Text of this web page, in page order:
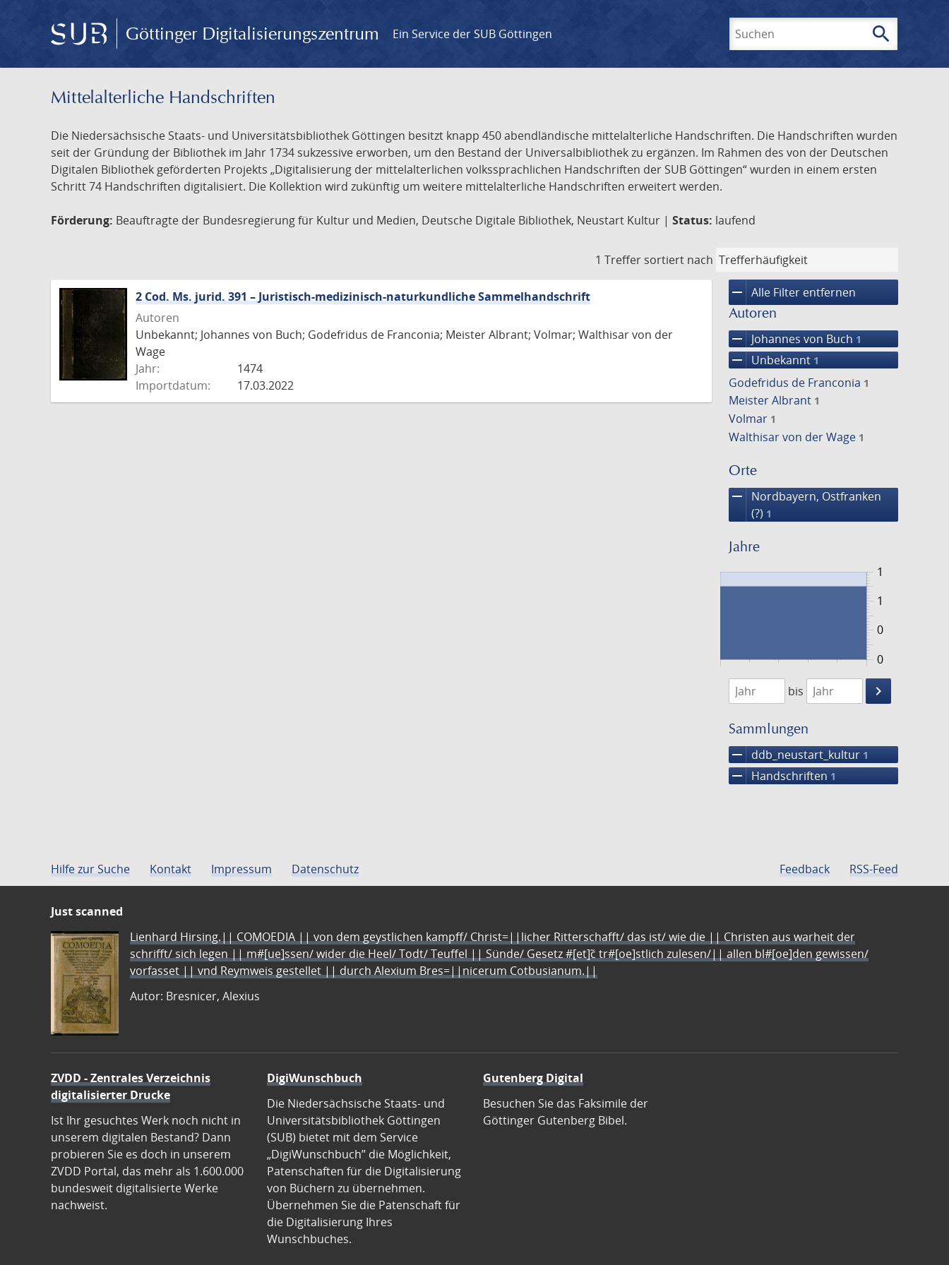
Göttinger Digitalisierungszentrum Ein Service der SUB Göttingen search
Mittelalterliche Handschriften
Die Niedersächsische Staats- und Universitätsbibliothek Göttingen besitzt knapp 450 abendländische mittelalterliche Handschriften. Die Handschriften wurden
seit der Gründung der Bibliothek im Jahr 1734 sukzessive erworben, um den Bestand der Universalbibliothek zu ergänzen. Im Rahmen des von der Deutschen
Digitalen Bibliothek geförderten Projekts „Digitalisierung der mittelalterlichen volkssprachlichen Handschriften der SUB Göttingen“ wurden in einem ersten
Schritt 74 Handschriften digitalisiert. Die Kollektion wird zukünftig um weitere mittelalterliche Handschriften erweitert werden.
Förderung: Beauftragte der Bundesregierung für Kultur und Medien, Deutsche Digitale Bibliothek, Neustart Kultur | Status: laufend
1 Treffer sortiert nach
remove Alle Filter entfernen
Autoren
remove Johannes von Buch 1
remove Unbekannt 1
Godefridus de Franconia 1
Meister Albrant 1
Volmar 1
Walthisar von der Wage 1
Orte
remove
Nordbayern, Ostfranken
(?) 1
Jahre
0
1
0
1
1474
1475
bis
keyboard_arrow_right
Suche
Sammlungen
remove ddb_neustart_kultur 1
remove Handschriften 1
2 Cod. Ms. jurid. 391 – Juristisch-medizinisch-naturkundliche Sammelhandschrift
Autoren
Unbekannt; Johannes von Buch; Godefridus de Franconia; Meister Albrant; Volmar; Walthisar von der
Wage
Jahr:
1474
Importdatum:
17.03.2022
Hilfe zur Suche Kontakt Impressum Datenschutz Feedback RSS-Feed
Just scanned
Lienhard Hirsing.|| COMOEDIA || von dem geystlichen kampff/ Christ=||licher Ritterschafft/ das ist/ wie die || Christen aus warheit der
schrifft/ sich legen || m#[ue]ssen/ wider die Heel/ Todt/ Teuffel || Sünde/ Gesetz #[et]c̃ tr#[oe]stlich zulesen/|| allen bl#[oe]den gewissen/
vorfasset || vnd Reymweis gestellet || durch Alexium Bres=||nicerum Cotbusianum.||
Autor: Bresnicer, Alexius
ZVDD - Zentrales Verzeichnis
digitalisierter Drucke
Ist Ihr gesuchtes Werk noch nicht in
unserem digitalen Bestand? Dann
probieren Sie es doch in unserem
ZVDD Portal, das mehr als 1.600.000
bundesweit digitalisierte Werke
nachweist.
DigiWunschbuch
Die Niedersächsische Staats- und
Universitätsbibliothek Göttingen
(SUB) bietet mit dem Service
„DigiWunschbuch” die Möglichkeit,
Patenschaften für die Digitalisierung
von Büchern zu übernehmen.
Übernehmen Sie die Patenschaft für
die Digitalisierung Ihres
Wunschbuches.
Gutenberg Digital
Besuchen Sie das Faksimile der
Göttinger Gutenberg Bibel.